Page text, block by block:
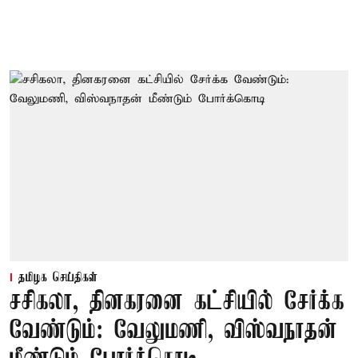
தமிழக செய்திகள்
சசிகலா, தினகரனை கட்சியில் சேர்க்க
வேண்டும்: வேலுமணி, விஸ்வநாதன்